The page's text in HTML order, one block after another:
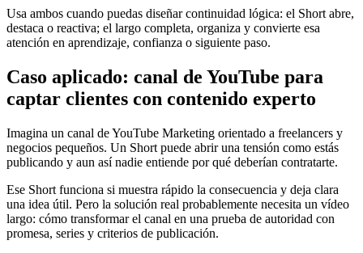
Usa ambos cuando puedas diseñar continuidad lógica: el Short abre,
destaca o reactiva; el largo completa, organiza y convierte esa
atención en aprendizaje, confianza o siguiente paso.
Caso aplicado: canal de YouTube para
captar clientes con contenido experto
Imagina un canal de YouTube Marketing orientado a freelancers y
negocios pequeños. Un Short puede abrir una tensión como estás
publicando y aun así nadie entiende por qué deberían contratarte.
Ese Short funciona si muestra rápido la consecuencia y deja clara
una idea útil. Pero la solución real probablemente necesita un vídeo
largo: cómo transformar el canal en una prueba de autoridad con
promesa, series y criterios de publicación.